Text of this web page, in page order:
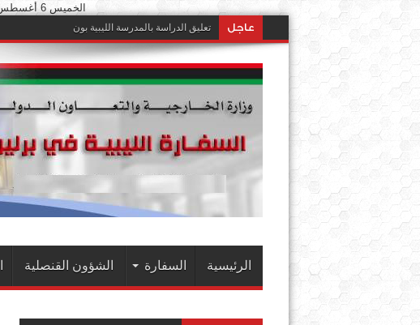
الخميس 6 أغسطس 2026 م || 21 صفر 1448هـ ||
عاجل تعليق الدراسة بالمدرسة الليبية بون
الرئيسية السفارة الشؤون القنصلية